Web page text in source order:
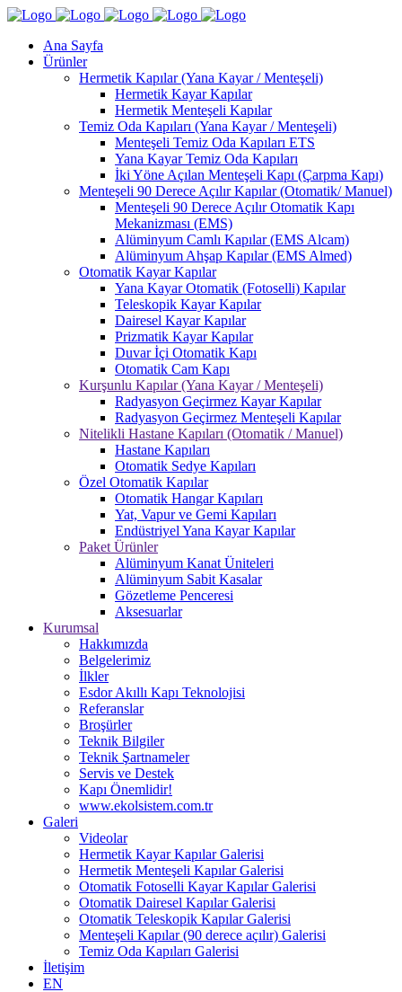
Ana Sayfa
Ürünler
Hermetik Kapılar (Yana Kayar / Menteşeli)
Hermetik Kayar Kapılar
Hermetik Menteşeli Kapılar
Temiz Oda Kapıları (Yana Kayar / Menteşeli)
Menteşeli Temiz Oda Kapıları ETS
Yana Kayar Temiz Oda Kapıları
İki Yöne Açılan Menteşeli Kapı (Çarpma Kapı)
Menteşeli 90 Derece Açılır Kapılar (Otomatik/ Manuel)
Menteşeli 90 Derece Açılır Otomatik Kapı
Mekanizması (EMS)
Alüminyum Camlı Kapılar (EMS Alcam)
Alüminyum Ahşap Kapılar (EMS Almed)
Otomatik Kayar Kapılar
Yana Kayar Otomatik (Fotoselli) Kapılar
Teleskopik Kayar Kapılar
Dairesel Kayar Kapılar
Prizmatik Kayar Kapılar
Duvar İçi Otomatik Kapı
Otomatik Cam Kapı
Kurşunlu Kapılar (Yana Kayar / Menteşeli)
Radyasyon Geçirmez Kayar Kapılar
Radyasyon Geçirmez Menteşeli Kapılar
Nitelikli Hastane Kapıları (Otomatik / Manuel)
Hastane Kapıları
Otomatik Sedye Kapıları
Özel Otomatik Kapılar
Otomatik Hangar Kapıları
Yat, Vapur ve Gemi Kapıları
Endüstriyel Yana Kayar Kapılar
Paket Ürünler
Alüminyum Kanat Üniteleri
Alüminyum Sabit Kasalar
Gözetleme Penceresi
Aksesuarlar
Kurumsal
Hakkımızda
Belgelerimiz
İlkler
Esdor Akıllı Kapı Teknolojisi
Referanslar
Broşürler
Teknik Bilgiler
Teknik Şartnameler
Servis ve Destek
Kapı Önemlidir!
www.ekolsistem.com.tr
Galeri
Videolar
Hermetik Kayar Kapılar Galerisi
Hermetik Menteşeli Kapılar Galerisi
Otomatik Fotoselli Kayar Kapılar Galerisi
Otomatik Dairesel Kapılar Galerisi
Otomatik Teleskopik Kapılar Galerisi
Menteşeli Kapılar (90 derece açılır) Galerisi
Temiz Oda Kapıları Galerisi
İletişim
EN